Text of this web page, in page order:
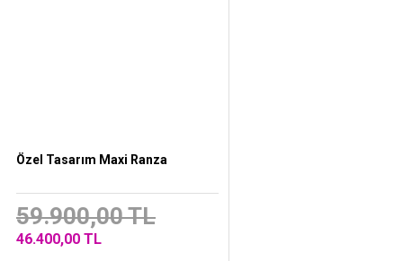
Özel Tasarım Maxi Ranza
59.900,00 TL
46.400,00 TL